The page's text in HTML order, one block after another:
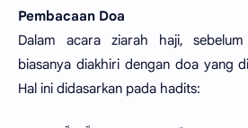
Pembacaan Doa
Dalam acara ziarah haji,
biasanya diakhiri dengan doa yang
Hal ini didasarkan pada hadits: